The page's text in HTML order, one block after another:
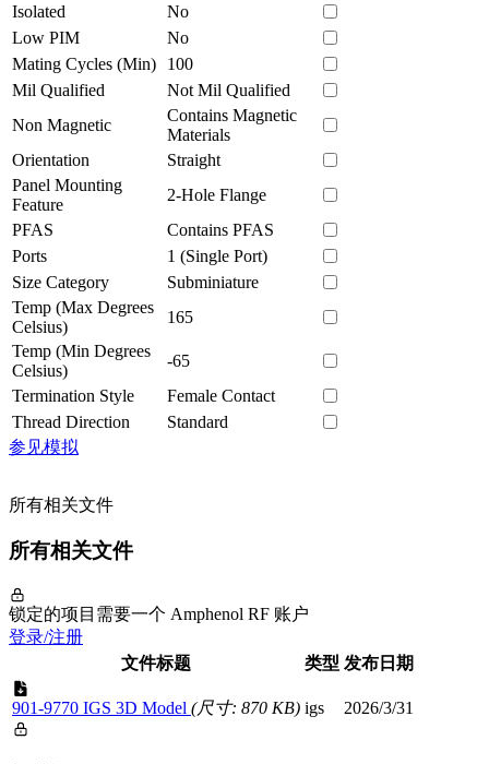
Isolated
No
Low PIM
No
Mating Cycles (Min)
100
Mil Qualified
Not Mil Qualified
Non Magnetic
Contains Magnetic
Materials
Orientation
Straight
Panel Mounting
Feature
2-Hole Flange
PFAS
Contains PFAS
Ports
1 (Single Port)
Size Category
Subminiature
Temp (Max Degrees
Celsius)
165
Temp (Min Degrees
Celsius)
-65
Termination Style
Female Contact
Thread Direction
Standard
参见模拟
所有相关文件
所有相关文件
锁定的项目需要一个 Amphenol RF 账户
登录/注册
文件标题
类型 发布日期
901-9770 IGS 3D Model (尺寸: 870 KB) igs 2026/3/31